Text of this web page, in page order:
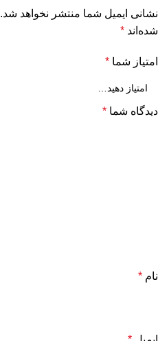
نشانی ایمیل شما منتشر نخواهد شد.
شده‌اند *
امتیاز شما *
دیدگاه شما *
نام *